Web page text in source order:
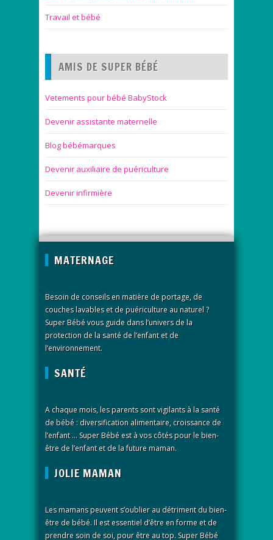
Travail et bébé
AMIS DE SUPER BÉBÉ
Vetements pour bébé BabyStock
Devenir assistante maternelle
Blog bébémarques
Devenir auxiliaire de puériculture
Devenir infirmière
MATERNAGE
Besoin de conseils en matière de portage, de
couches lavables et de puériculture au naturel ?
Super Bébé vous guide dans l’univers de la
protection de la santé de l’enfant et de
l’environnement.
SANTÉ
A chaque mois, les parents sont vigilants à la santé
de bébé : diversification alimentaire, croissance de
l’enfant … Super Bébé est à vos côtés pour le bien-
être de l’enfant et de la future maman.
JOLIE MAMAN
Les mamans peuvent s’oublier au détriment du bien-
être de bébé. Il est essentiel d’être en forme et de
prendre soin de soi, pour être au top. Super Bébé